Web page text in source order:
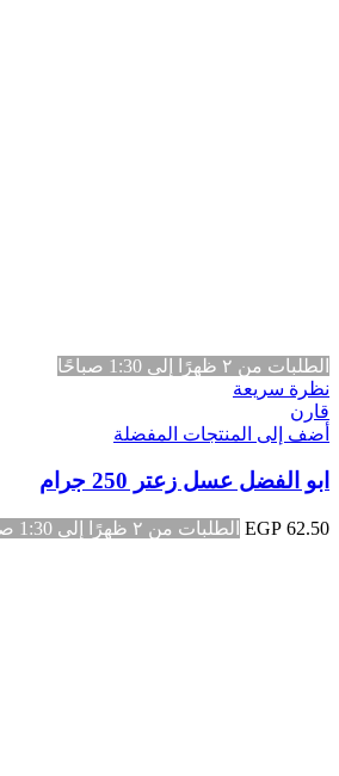
الطلبات من ٢ ظهرًا إلى 1:30 صباحًا
نظرة سريعة
قارن
أضف إلى المنتجات المفضلة
ابو الفضل عسل زعتر 250 جرام
EGP 62.50 الطلبات من ٢ ظهرًا إلى 1:30 صباحًا